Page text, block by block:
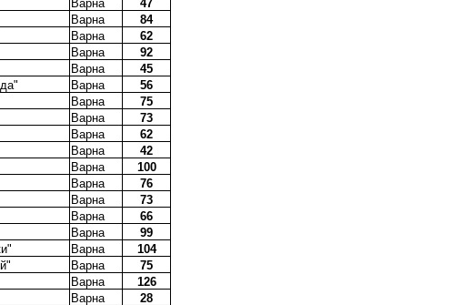
Варна
47
Варна
84
Варна
62
Варна
92
Варна
45
Варна
56
Варна
75
Варна
73
Варна
62
Варна
42
Варна
100
Варна
76
Варна
73
Варна
66
Варна
99
Варна
104
Варна
75
Варна
126
Варна
28